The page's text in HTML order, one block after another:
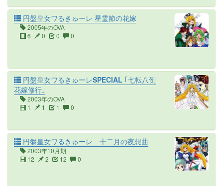
円盤皇女ワるきゅーレ 星霊節の花嫁
2005年のOVA
6
0 0 0
円盤皇女ワるきゅーレSPECIAL ｢七転八倒
花嫁修行｣
2003年のOVA
1
1 1 0
円盤皇女ワるきゅーレ 十二月の夜想曲
2003年10月期
12
2 12 0